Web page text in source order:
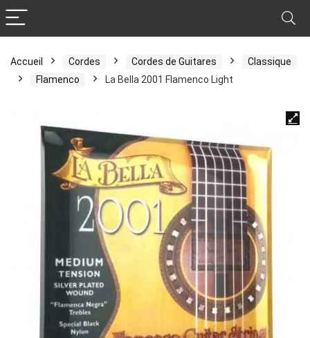
Accueil Cordes Cordes de Guitares
Classique
Flamenco
La Bella 2001 Flamenco Light